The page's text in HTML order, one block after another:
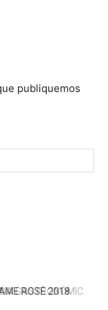
publiquemos
GASTRONÓMICA